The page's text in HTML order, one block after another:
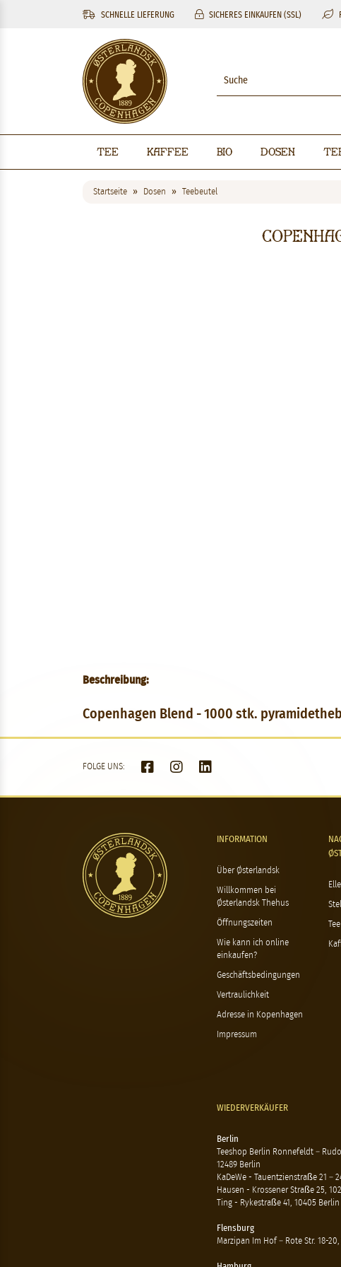
SCHNELLE LIEFERUNG SICHERES EINKAUFEN (SSL)
Tee Kaffee BIO Dosen
Startseite Dosen Teebeutel
Beschreibung:
Copenhagen Blend - 1000 stk.
FOLGE UNS:
INFORMATION
Über Østerlandsk
Willkommen bei
Østerlandsk Thehus
Öffnungszeiten
Wie kann ich online
einkaufen?
Geschäftsbedingungen
Vertraulichkeit
Adresse in Kopenhagen
Impressum
Tee
WIEDERVERKÄUFER
Berlin
Teeshop Berlin Ronnefeldt –
12489 Berlin
KaDeWe - Tauentzienstraße 21 –
Hausen - Krossener Straße 25,
Ting - Rykestraße 41, 10405 Berlin
Flensburg
Marzipan Im Hof – Rote Str. 18-